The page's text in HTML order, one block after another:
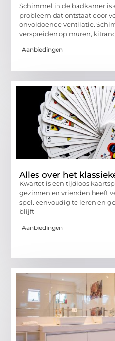
Schimmel in de badkamer is
probleem dat ontstaat door
onvoldoende ventilatie.
verspreiden op muren,
Aanbiedingen
Alles over het
Kwartet is een tijdloos
gezinnen en vrienden heeft
spel, eenvoudig te leren en
blijft
Aanbiedingen